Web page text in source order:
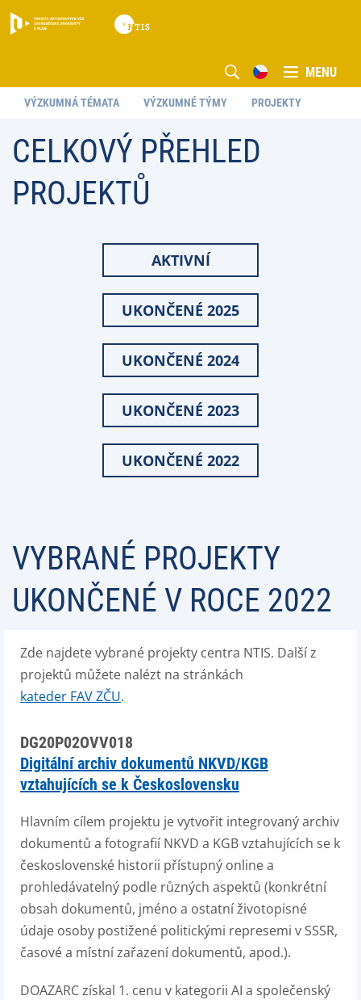
MENU
VÝZKUMNÁ TÉMATA VÝZKUMNÉ TÝMY PROJEKTY
CELKOVÝ PŘEHLED
PROJEKTŮ
AKTIVNÍ
UKONČENÉ 2025
UKONČENÉ 2024
UKONČENÉ 2023
UKONČENÉ 2022
VYBRANÉ PROJEKTY
UKONČENÉ V ROCE 2022
Zde najdete vybrané projekty centra NTIS. Další z
projektů můžete nalézt na stránkách
kateder FAV ZČU.
DG20P02OVV018
Digitální archiv dokumentů NKVD/KGB
vztahujících se k Československu
Hlavním cílem projektu je vytvořit integrovaný archiv
dokumentů a fotografií NKVD a KGB vztahujících se k
československé historii přístupný online a
prohledávatelný podle různých aspektů (konkrétní
obsah dokumentů, jméno a ostatní životopisné
údaje osoby postižené politickými represemi v SSSR,
časové a místní zařazení dokumentů, apod.).
DOAZARC získal 1. cenu v kategorii AI a společenský